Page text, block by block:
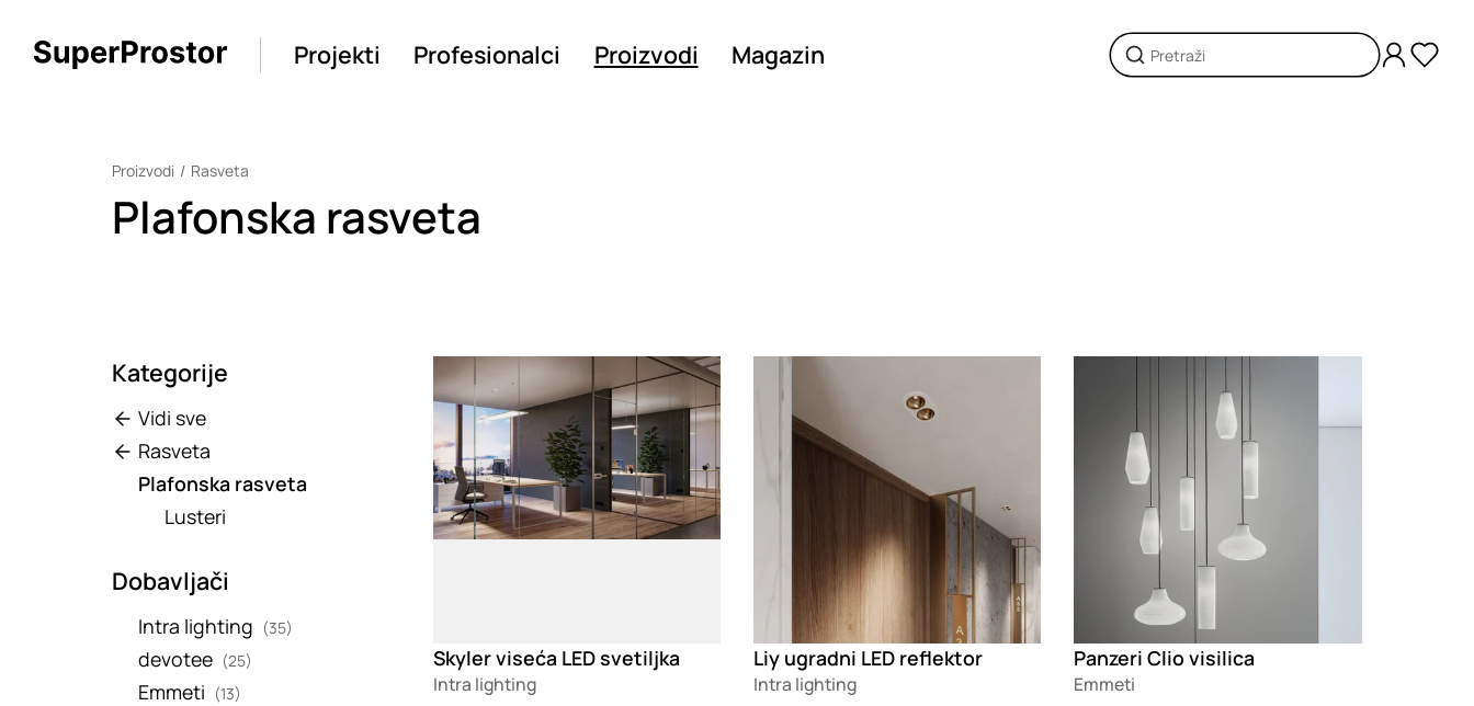
Projekti Profesionalci Proizvodi Magazin
Proizvodi Rasveta
Plafonska rasveta
Kategorije
Vidi sve
Rasveta
Plafonska rasveta
Lusteri
Dobavljači
Intra lighting (35)
devotee (25)
Emmeti (13)
Loading
Skyler viseća LED svetiljka
Intra lighting
Loading
Liy ugradni LED reflektor
Intra lighting
Panzeri Clio visilica
Emmeti